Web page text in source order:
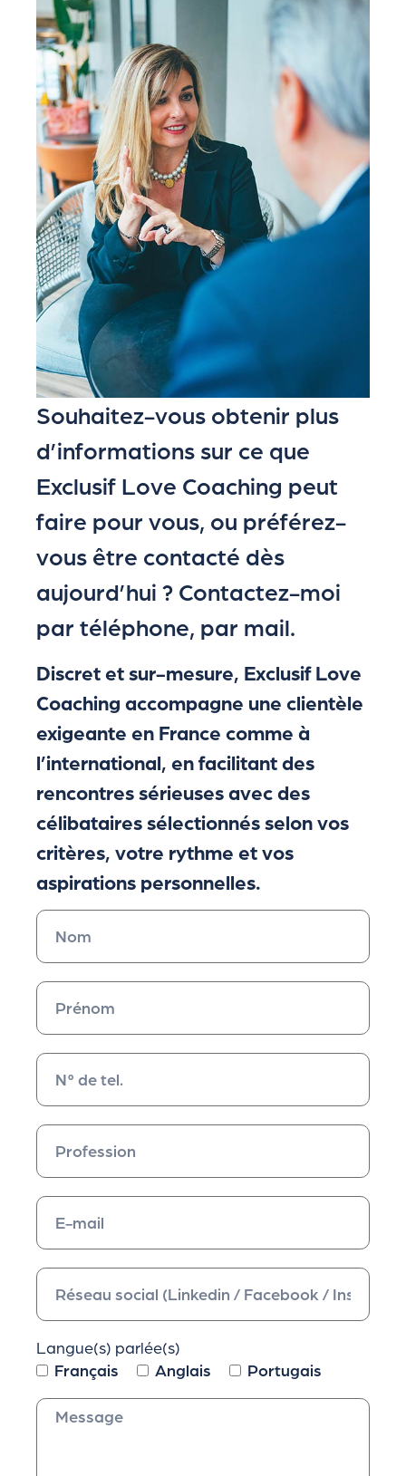
Souhaitez-vous obtenir plus
d’informations sur ce que
Exclusif Love Coaching peut
faire pour vous, ou préférez-
vous être contacté dès
aujourd’hui ? Contactez-moi
par téléphone, par mail.
Discret et sur-mesure, Exclusif Love
Coaching accompagne une clientèle
exigeante en France comme à
l’international, en facilitant des
rencontres sérieuses avec des
célibataires sélectionnés selon vos
critères, votre rythme et vos
aspirations personnelles.
Langue(s) parlée(s)
Français
Anglais Portugais